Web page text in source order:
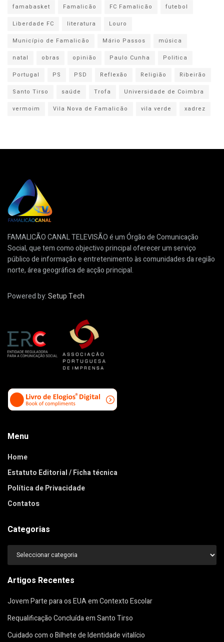
famabasket
Famalicão FC Famalicão
futebol
Liberdade FC
literatura
Louro
Município de Famalicão
Mário Passos
música
natal
obras opinião Paulo Cunha
Politica
Portugal
PS PSD Reflexão Religião
Ribeirão
Santo Tirso
saúde Trofa
Universidade de Coimbra
vermoim
Vila Nova de Famalicão vila verde xadrez
FAMALICÃO CANAL TELEVISÃO é um Órgão de Comunicação
Social, que tem como objectivo principal oferecer um serviço
público de informação e entretenimento às comunidades da região
norte, área geográfica de acção principal.
Powered by:Setup Tech
Menu
Home
Estatuto Editorial / Ficha técnica
Política de Privacidade
Contatos
Categorias
Categorias
Artigos Recentes
Jovem Parte para os EUA em Contexto Escolar
Requalificação Concluída em Santo Tirso
Cuidado com o Bilhete de Identidade vitalício